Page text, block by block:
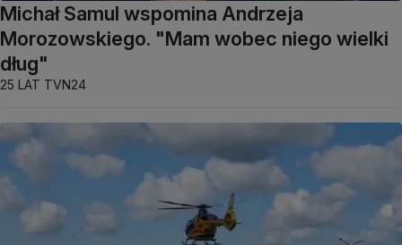
Michał Samul wspomina Andrzeja
Morozowskiego. "Mam wobec niego wielki
dług"
25 LAT TVN24